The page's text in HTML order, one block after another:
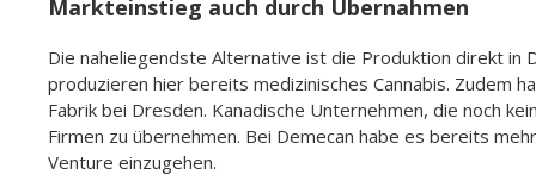
Markteinstieg auch durch Übernahmen
Die naheliegendste Alternative ist die Produktion direkt in
produzieren hier bereits medizinisches Cannabis. Zudem
Fabrik bei Dresden. Kanadische Unternehmen, die noch
Firmen zu übernehmen. Bei Demecan habe es bereits
Venture einzugehen.